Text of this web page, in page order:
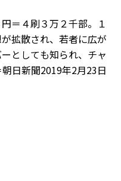
＝４刷３万２千部。１
拡散され、若者に広が
としても知られ、チャ
日新聞2019年2月23日